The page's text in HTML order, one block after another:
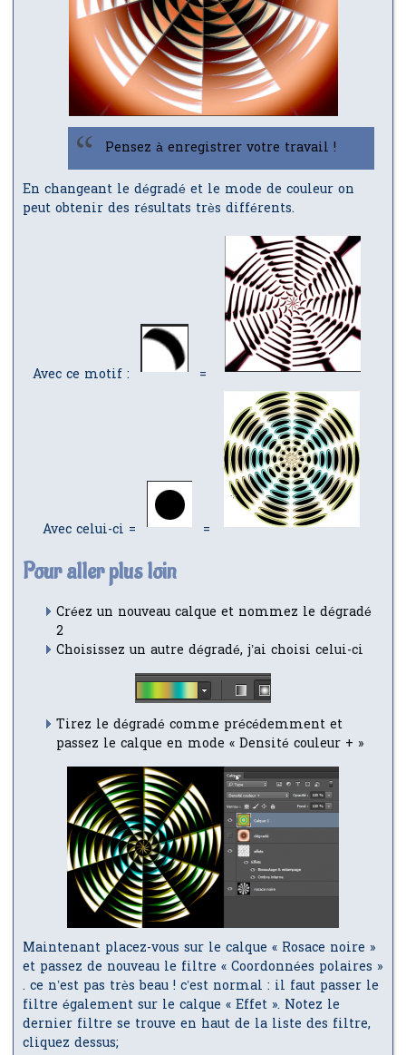
Pensez à enregistrer votre travail !
En changeant le dégradé et le mode de couleur on
peut obtenir des résultats très différents.
Avec ce motif : =
Avec celui-ci = =
Pour aller plus loin
Créez un nouveau calque et nommez le dégradé
2
Choisissez un autre dégradé, j’ai choisi celui-ci
Tirez le dégradé comme précédemment et
passez le calque en mode « Densité couleur + »
Maintenant placez-vous sur le calque « Rosace noire »
et passez de nouveau le filtre « Coordonnées polaires »
. ce n’est pas très beau ! c’est normal : il faut passer le
filtre également sur le calque « Effet ». Notez le
dernier filtre se trouve en haut de la liste des filtre,
cliquez dessus;